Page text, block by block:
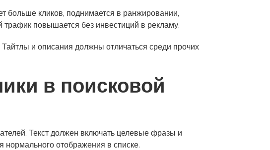
больше кликов, поднимается в ранжировании,
повышается без инвестиций в рекламу.
и описания должны отличаться среди прочих
в поисковой
Текст должен включать целевые фразы и
нормального отображения в списке.